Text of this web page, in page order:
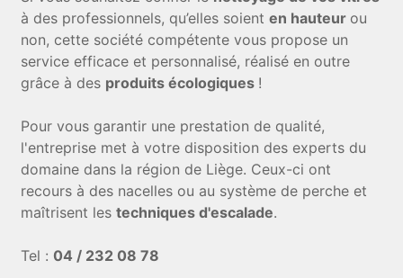
à des professionnels, qu’elles soienten hauteur ou
non, cette société compétente vous propose un
service efficace et personnalisé, réalisé en outre
grâce à des produits écologiques !
Pour vous garantir une prestation de qualité,
l'entreprise met à votre disposition des experts du
domaine dans la région de Liège. Ceux-ci ont
recours à des nacelles ou au système de perche et
maîtrisent lestechniques d'escalade.
Tel : 04 / 232 08 78